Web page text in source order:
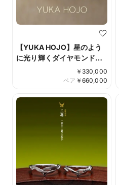
【YUKA HOJO】星のよう
に光り輝くダイヤモンド
￥ 330,000
￥ 660,000
ペア